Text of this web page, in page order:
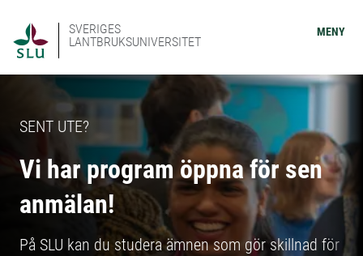
SVERIGES
LANTBRUKSUNIVERSITET
MENY
SENT UTE?
Vi har program öppna för sen
anmälan!
På SLU kan du studera ämnen som gör skillnad för